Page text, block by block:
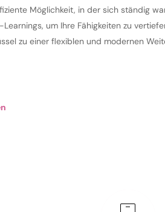
Möglichkeit, in der sich ständig
um Ihre Fähigkeiten zu
zu einer flexiblen und modernen